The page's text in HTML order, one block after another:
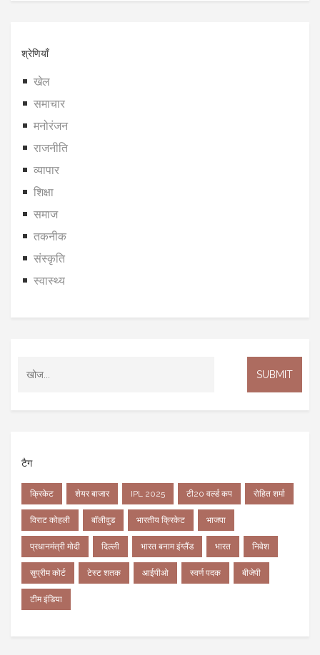
श्रेणियाँ
खेल
समाचार
मनोरंजन
राजनीति
व्यापार
शिक्षा
समाज
तकनीक
संस्कृति
स्वास्थ्य
टैग
क्रिकेट शेयर बाजार IPL 2025 टी20 वर्ल्ड कप रोहित शर्मा
विराट कोहली बॉलीवुड भारतीय क्रिकेट भाजपा
प्रधानमंत्री मोदी दिल्ली भारत बनाम इंग्लैंड भारत निवेश
सुप्रीम कोर्ट टेस्ट शतक आईपीओ स्वर्ण पदक बीजेपी
टीम इंडिया